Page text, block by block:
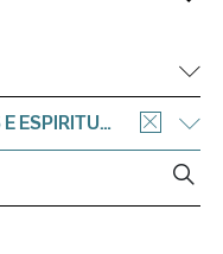
ESPIRITUOSOS